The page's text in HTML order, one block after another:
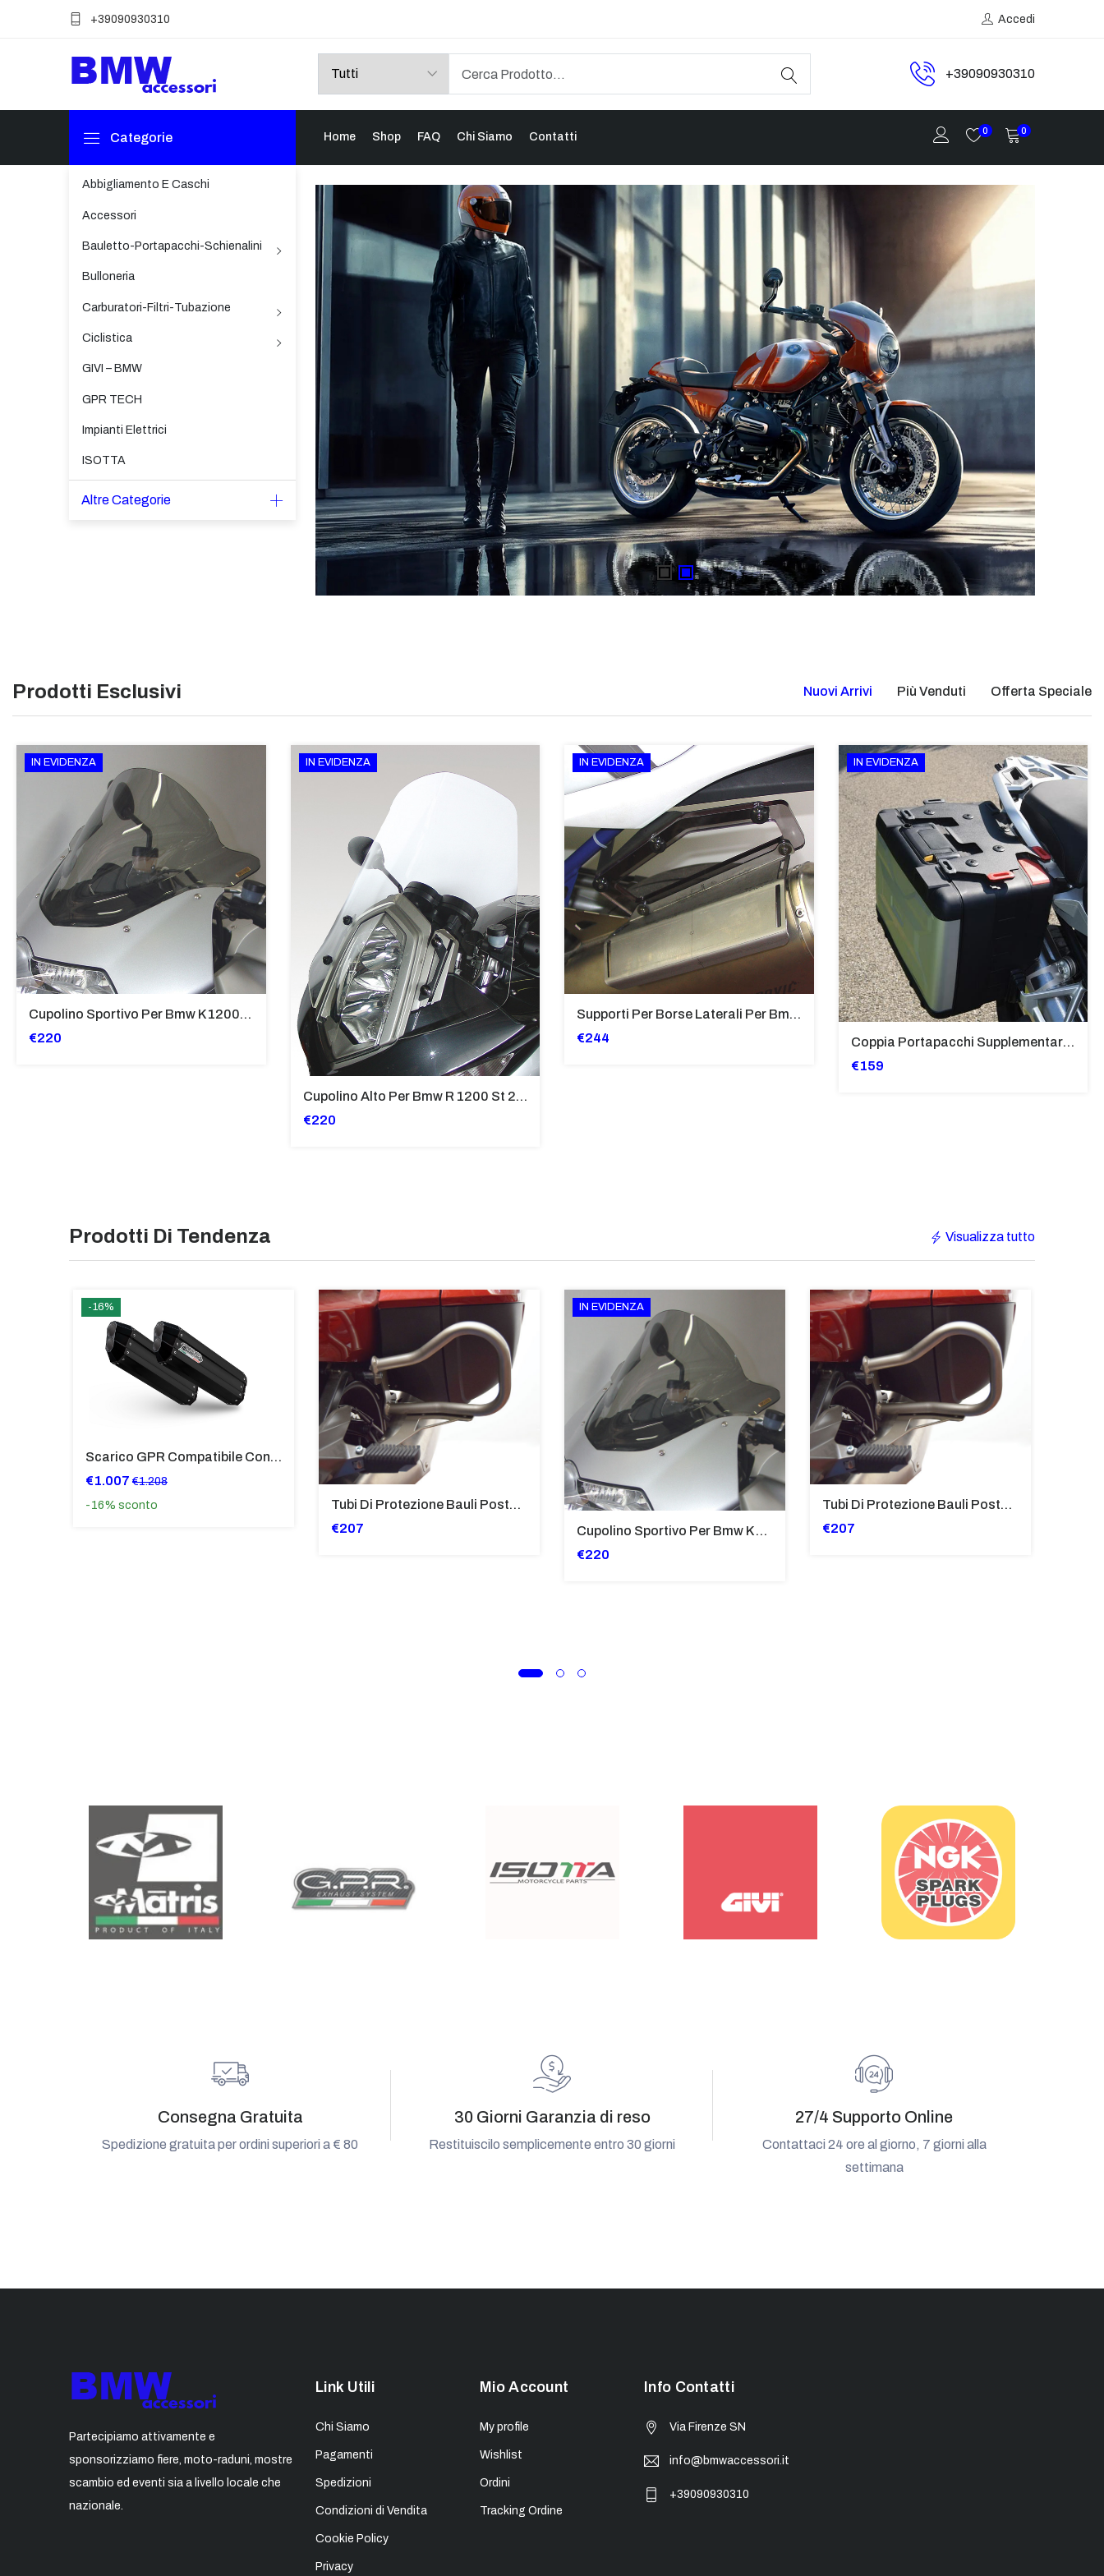
+39090930310 Accedi
+39090930310
Categorie
Abbigliamento E Caschi
Accessori
Bauletto-Portapacchi-Schienalini
Bulloneria
Carburatori-Filtri-Tubazione
Ciclistica
GIVI – BMW
GPR TECH
Impianti Elettrici
ISOTTA
Altre Categorie
Home Shop FAQ Chi Siamo Contatti 0 0
Prodotti Esclusivi Nuovi Arrivi Più Venduti Offerta Speciale
IN EVIDENZA
Cupolino Sportivo Per Bmw K 1200 R Sport 2005-07 TRASPARENTE - Sc967-T
€220
IN EVIDENZA
Cupolino Alto Per Bmw R 1200 St 2004 - 2007 TRASPARENTE - Sc950-T
€220
IN EVIDENZA
Supporti Per Borse Laterali Per Bmw Hp2 Megamoto 2007 - 2008 TRASPARENTE - Sb02-T
€244
IN EVIDENZA
Coppia Portapacchi Supplementare In Ferro Per Borse Modello “Vario” Bmw - PP29-R1250GS
€159
Prodotti Di Tendenza Visualizza tutto
-16%
Scarico GPR Compatibile Con Bmw K 1600 Gt 2017-2021 - Hyper Sonic Black Titanium
€1.007 €1.208
-16% sconto
Tubi Di Protezione Bauli Posteriori Per Bmw K 1600 Gt/Gtl (2010>2016) GIALLO - TB8025-K1600GTL
€207
IN EVIDENZA
Cupolino Sportivo Per Bmw K 1200 R Sport 2005-07 TRASPARENTE - Sc967-T
€220
Tubi Di Protezione Bauli Posteriori Per Bmw K 1600 Gt/Gtl (2010>2016) GIALLO - TB8025-K1600GT
€207
Consegna Gratuita
Spedizione gratuita per ordini superiori a € 80
30 Giorni Garanzia di reso
Restituiscilo semplicemente entro 30 giorni
27/4 Supporto Online
Contattaci 24 ore al giorno, 7 giorni alla
settimana
Partecipiamo attivamente e
sponsorizziamo fiere, moto-raduni, mostre
scambio ed eventi sia a livello locale che
nazionale.
Link Utili
Chi Siamo
Pagamenti
Spedizioni
Condizioni di Vendita
Cookie Policy
Privacy
Mio Account
My profile
Wishlist
Ordini
Tracking Ordine
Info Contatti
Via Firenze SN
info@bmwaccessori.it
+39090930310